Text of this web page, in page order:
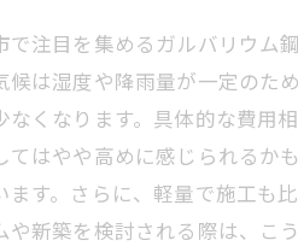
で注目を集めるガルバリウム
候は湿度や降雨量が一定のた
なくなります。具体的な費用
てはやや高めに感じられるか
ます。さらに、軽量で施工も
や新築を検討される際は、こ